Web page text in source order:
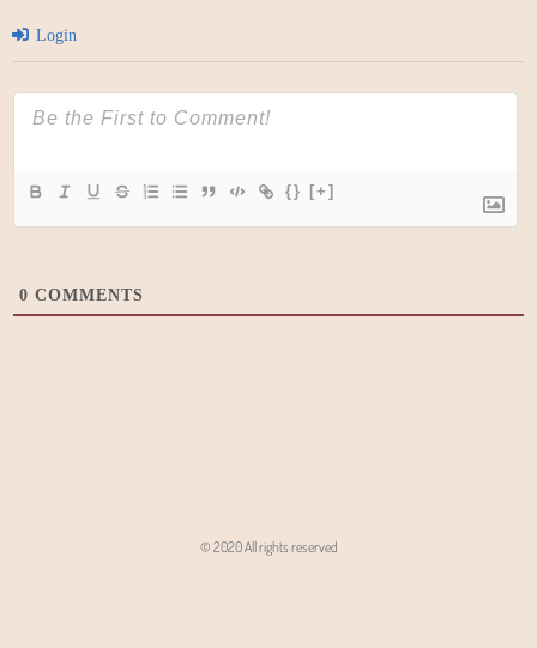
Login
{} [+]
0 COMMENTS
© 2020 All rights reserved